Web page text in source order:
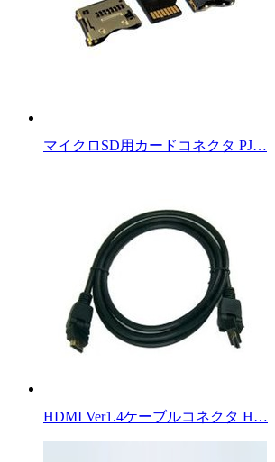
マイクロSD用カードコネクタ PJ…
HDMI Ver1.4ケーブルコネクタ H…